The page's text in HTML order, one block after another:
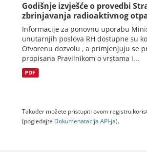
Godišnje izvješće o provedbi
zbrinjavanja radioaktivnog
Informacije za ponovnu uporabu
unutarnjih poslova RH dostupne su
Otvorenu dozvolu , a primjenjuju se
propisana Pravilnikom o vrstama i...
PDF
Također možete pristupiti ovom registru
(pogledajte Dokumenаtаcijа API-jа).